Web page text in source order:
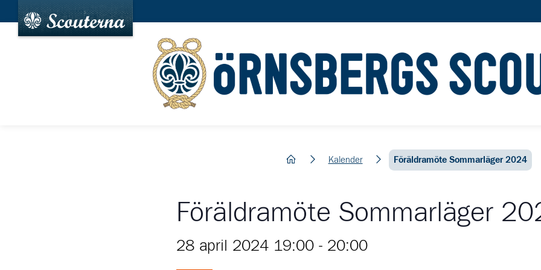
hem Kalender Föräldramöte Sommarläger 2024
Föräldramöte Sommarläger
28 april 2024 19:00 - 20:00